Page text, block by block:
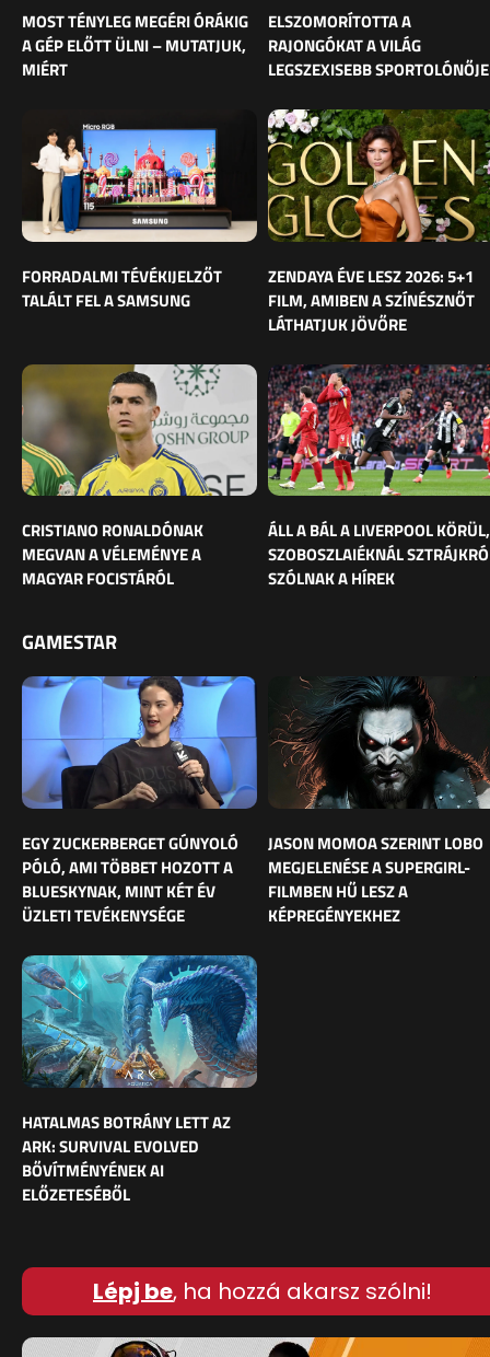
MOST TÉNYLEG MEGÉRI ÓRÁKIG
A GÉP ELŐTT ÜLNI – MUTATJUK,
MIÉRT
ELSZOMORÍTOTTA A
RAJONGÓKAT A VILÁG
LEGSZEXISEBB SPORTOLÓNŐJE
FORRADALMI TÉVÉKIJELZŐT
TALÁLT FEL A SAMSUNG
ZENDAYA ÉVE LESZ 2026: 5+1
FILM, AMIBEN A SZÍNÉSZNŐT
LÁTHATJUK JÖVŐRE
CRISTIANO RONALDÓNAK
MEGVAN A VÉLEMÉNYE A
MAGYAR FOCISTÁRÓL
ÁLL A BÁL A LIVERPOOL KÖRÜL,
SZOBOSZLAIÉKNÁL
SZÓLNAK A HÍREK
GAMESTAR
EGY ZUCKERBERGET GÚNYOLÓ
PÓLÓ, AMI TÖBBET HOZOTT A
BLUESKYNAK, MINT KÉT ÉV
ÜZLETI TEVÉKENYSÉGE
JASON MOMOA SZERINT LOBO
MEGJELENÉSE A SUPERGIRL-
FILMBEN HŰ LESZ A
KÉPREGÉNYEKHEZ
HATALMAS BOTRÁNY LETT AZ
ARK: SURVIVAL EVOLVED
BŐVÍTMÉNYÉNEK AI
ELŐZETESÉBŐL
Lépj be, ha hozzá akarsz szólni!